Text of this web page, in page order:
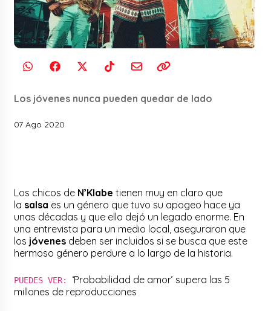
Los jóvenes nunca pueden quedar de lado
07 Ago 2020
Los chicos de N’Klabe tienen muy en claro que
la salsa es un género que tuvo su apogeo hace ya
unas décadas y que ello dejó un legado enorme. En
una entrevista para un medio local, aseguraron que
los jóvenes deben ser incluidos si se busca que este
hermoso género perdure a lo largo de la historia.
PUEDES VER: ‘Probabilidad de amor’ supera las 5
millones de reproducciones